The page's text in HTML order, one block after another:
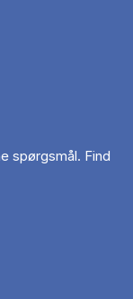
spørgsmål. Find